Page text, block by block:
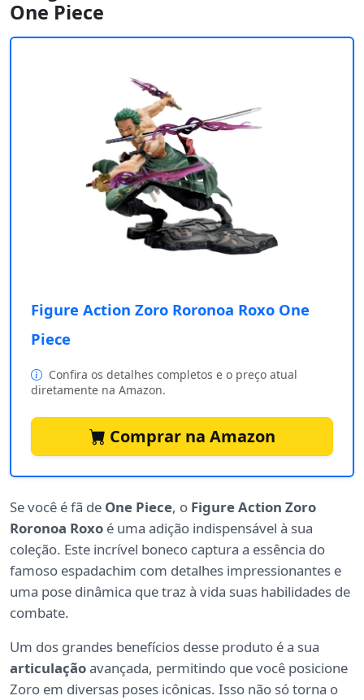
One Piece
Figure Action Zoro Roronoa Roxo One
Piece
Confira os detalhes completos e o preço atual
diretamente na Amazon.
Comprar na Amazon
Se você é fã de One Piece, o Figure Action Zoro
Roronoa Roxo é uma adição indispensável à sua
coleção. Este incrível boneco captura a essência do
famoso espadachim com detalhes impressionantes e
uma pose dinâmica que traz à vida suas habilidades de
combate.
Um dos grandes benefícios desse produto é a sua
articulaçãoavançada, permitindo que você posicione
Zoro em diversas poses icônicas. Isso não só torna o